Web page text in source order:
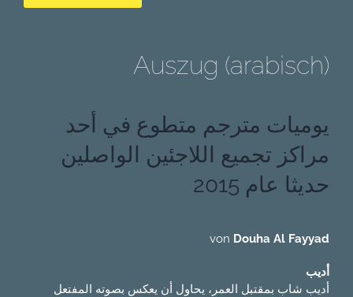
Auszug (arabisch)
مراكز تجميع اللاجئين الواصلين
حديثا عام 2015
von Douha Al Fayyad
أديب
أديب شاب بمقتبل العمر، يحاول أن يعكس بصوته المفتعل